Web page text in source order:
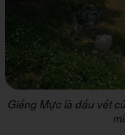
Giếng Mực là dấu vết